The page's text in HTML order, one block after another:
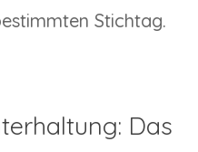
Stichtag.
Das